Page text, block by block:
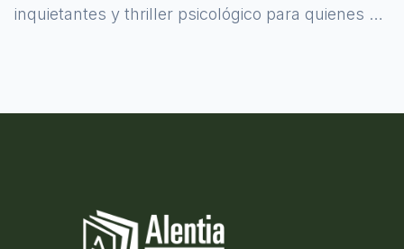
inquietantes y thriller psicológico para quienes se